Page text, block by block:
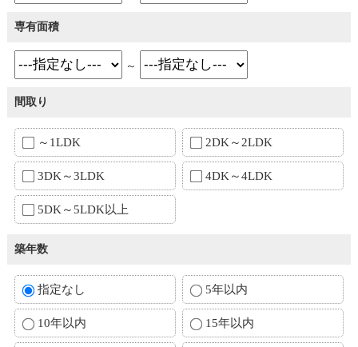
専有面積
～
間取り
～1LDK 2DK～2LDK
3DK～3LDK 4DK～4LDK
5DK～5LDK以上
築年数
指定なし 5年以内
10年以内 15年以内